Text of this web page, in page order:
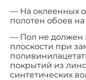
— На оклеенных
полотен обоев
— Пол не должен
плоскости при
покрытий из
синтетических